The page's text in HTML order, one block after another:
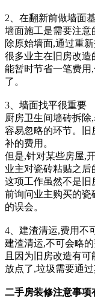
2、在翻新前做墙面
墙面施工是需要注意
除原始墙面,通过重
很多业主在旧房改造
能暂时节省一笔费用
了。
3、墙面找平很重要
厨房卫生间墙砖拆
容易忽略的环节。旧
补的费用。
但是,针对某些房屋,
业主对瓷砖粘贴之
这项工作虽然不是旧
前询问业主购买的瓷
的误会。
4、建渣清运,费用不
建渣清运,不可会略
且因为旧房改造有
放点了,垃圾需要通过
二手房装修注意事项